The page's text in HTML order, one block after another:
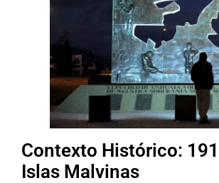
Contexto Histórico:
Islas Malvinas